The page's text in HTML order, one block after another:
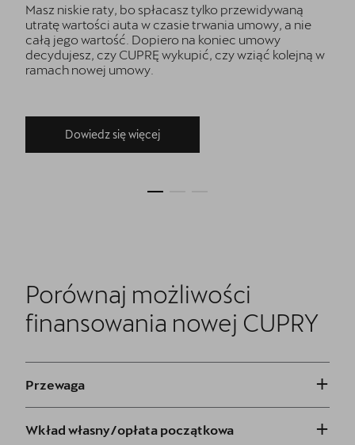
Masz niskie raty, bo spłacasz tylko przewidywaną
utratę wartości auta w czasie trwania umowy, a nie
całą jego wartość. Dopiero na koniec umowy
decydujesz, czy CUPRĘ wykupić, czy wziąć kolejną w
ramach nowej umowy.
Dowiedz się więcej
Porównaj możliwości
finansowania nowej CUPRY
Przewaga +
Wkład własny/opłata początkowa +